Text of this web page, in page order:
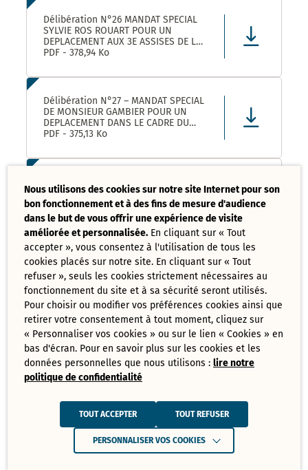
Délibération N°26 MANDAT SPECIAL
SYLVIE ROS ROUART POUR UN
DEPLACEMENT AUX 3E ASSISES DE LA
VOIE D’ARLES A ARLES
PDF - 378,94 Ko
Délibération N°27 – MANDAT SPECIAL
DE MONSIEUR GAMBIER POUR UN
DEPLACEMENT DANS LE CADRE DU
FORUM DES ELUS INFO JEUNES A
PDF - 375,13 Ko
Liste des délibérations examinées
Conseil Municipal 17 mars 2025
PDF - 121,08 Ko
Ordre du jour du Conseil Municipal 17
mars 2025
PDF - 73,70 Ko
Tout
télécharger
Juin
Ressources de Juin 2025
Convocation Conseil Municipal du 30
PDF - 231,28 Ko
Nous utilisons des cookies sur notre site Internet pour son
bon fonctionnement et à des fins de mesure d'audience
dans le but de vous offrir une expérience de visite
améliorée et personnalisée. En cliquant sur « Tout
accepter », vous consentez à l'utilisation de tous les
cookies placés sur notre site. En cliquant sur « Tout
refuser », seuls les cookies strictement nécessaires au
fonctionnement du site et à sa sécurité seront utilisés.
Pour choisir ou modifier vos préférences cookies ainsi que
retirer votre consentement à tout moment, cliquez sur
« Personnaliser vos cookies » ou sur le lien « Cookies » en
bas d'écran. Pour en savoir plus sur les cookies et les
données personnelles que nous utilisons :lire notre
politique de confidentialité
TOUT ACCEPTER TOUT REFUSER
PERSONNALISER VOS COOKIES